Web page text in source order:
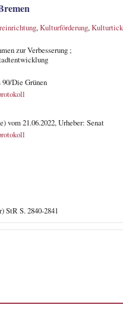
,Kulturförderung,
zur Verbesserung ;
Die Grünen
vom 21.06.2022, Urheber: Senat
StR S. 2840-2841